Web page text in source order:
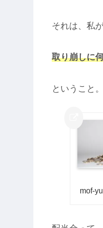
それは、私
取り崩しに
ということ。
mof-